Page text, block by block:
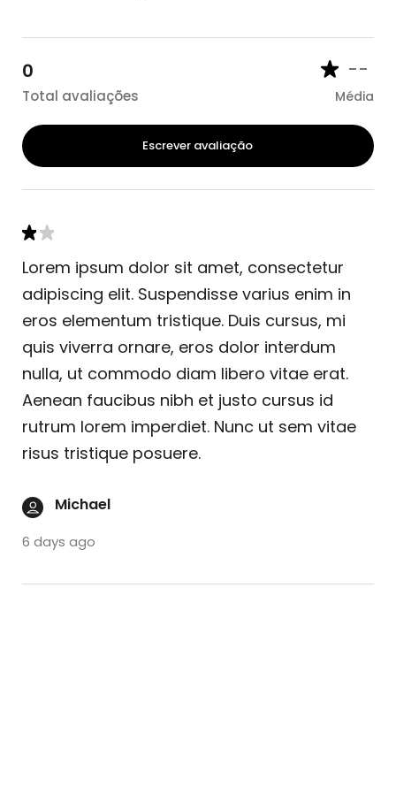
0
Total avaliações
--
Média
Escrever avaliação
Lorem ipsum dolor sit amet, consectetur
adipiscing elit. Suspendisse varius enim in
eros elementum tristique. Duis cursus, mi
quis viverra ornare, eros dolor interdum
nulla, ut commodo diam libero vitae erat.
Aenean faucibus nibh et justo cursus id
rutrum lorem imperdiet. Nunc ut sem vitae
risus tristique posuere.
Michael
6 days ago